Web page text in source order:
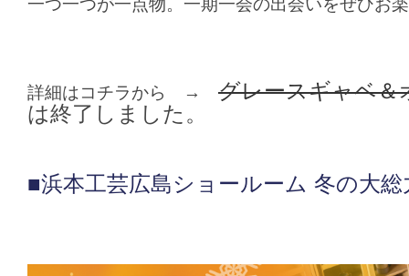
一つ一つが一点物。一期一会の出会いをぜひお
詳細はコチラから → グレースギャベ＆
は終了しました。
■浜本工芸広島ショールーム 冬の大総